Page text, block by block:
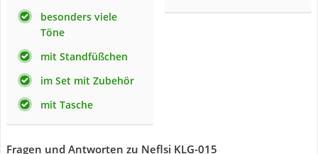
besonders viele
Töne
mit Standfüßchen
im Set mit Zubehör
mit Tasche
Fragen und Antworten zu Neflsi KLG-015